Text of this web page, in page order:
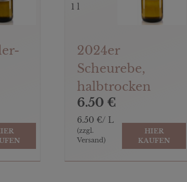
1 l
2024er
Scheurebe,
halbtrocken
6.50 €
6.50 €/ L
(zzgl.
Versand)
HIER
KAUFEN